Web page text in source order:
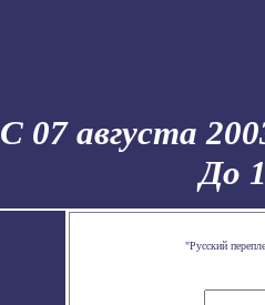
С 07 августа
До
"Русский